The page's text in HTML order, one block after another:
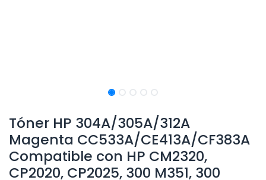
Tóner HP 304A/305A/312A
Magenta CC533A/CE413A/CF383A
Compatible con HP CM2320,
CP2020, CP2025, 300 M351, 300